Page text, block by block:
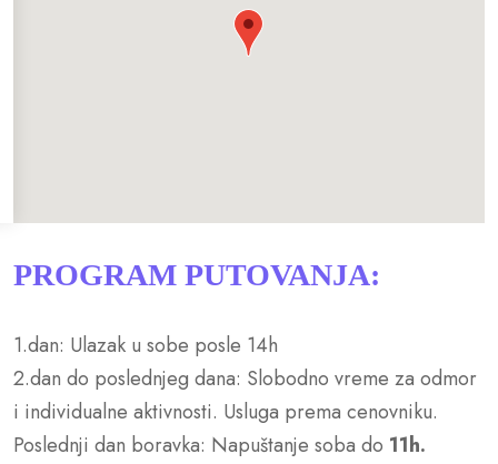
PROGRAM PUTOVANJA:
1.dan: Ulazak u sobe posle 14h
2.dan do poslednjeg dana: Slobodno vreme za odmor
i individualne aktivnosti. Usluga prema cenovniku.
Poslednji dan boravka: Napuštanje soba do 11h.